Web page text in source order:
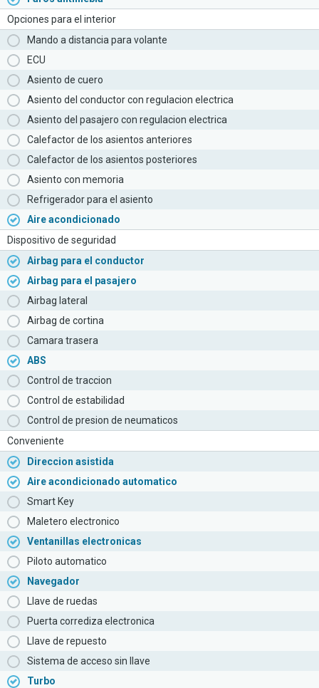
Opciones para el interior
Mando a distancia para volante
ECU
Asiento de cuero
Asiento del conductor con regulacion electrica
Asiento del pasajero con regulacion electrica
Calefactor de los asientos anteriores
Calefactor de los asientos posteriores
Asiento con memoria
Refrigerador para el asiento
Aire acondicionado
Dispositivo de seguridad
Airbag para el conductor
Airbag para el pasajero
Airbag lateral
Airbag de cortina
Camara trasera
ABS
Control de traccion
Control de estabilidad
Control de presion de neumaticos
Conveniente
Direccion asistida
Aire acondicionado automatico
Smart Key
Maletero electronico
Ventanillas electronicas
Piloto automatico
Navegador
Llave de ruedas
Puerta corrediza electronica
Llave de repuesto
Sistema de acceso sin llave
Turbo